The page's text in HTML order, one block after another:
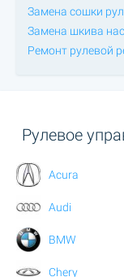
Замена сошки
Замена шкива
Ремонт рулевой
Рулевое
Acura
Audi
BMW
Chery